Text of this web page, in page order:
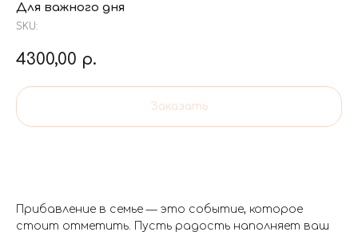
Для важного дня
SKU:
4300,00 р.
Заказать
Прибавление в семье — это событие, которое
стоит отметить. Пусть радость наполняет ваш